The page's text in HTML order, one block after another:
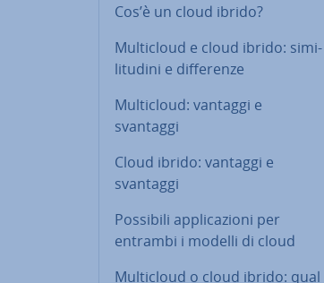
Cos’è un cloud ibrido?
Mul­ti­cloud e cloud ibrido: si­mi­
li­tu­di­ni e dif­fe­ren­ze
Mul­ti­cloud: vantaggi e
svantaggi
Cloud ibrido: vantaggi e
svantaggi
Possibili ap­pli­ca­zio­ni per
entrambi i modelli di cloud
Mul­ti­cloud o cloud ibrido: qual